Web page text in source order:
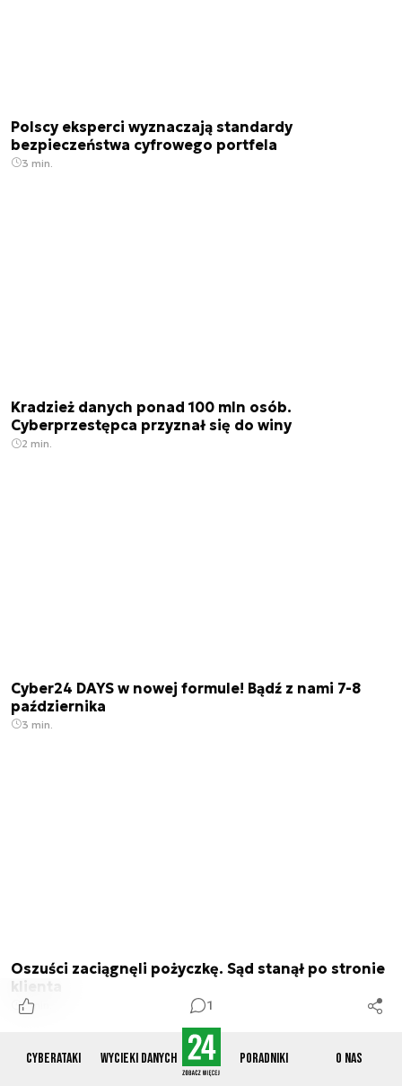
Cyberataki Wycieki danych Poradniki O nas
1
Polscy eksperci wyznaczają standardy
bezpieczeństwa cyfrowego portfela
3 min.
Kradzież danych ponad 100 mln osób.
Cyberprzestępca przyznał się do winy
2 min.
Cyber24 DAYS w nowej formule! Bądź z nami 7-8
października
3 min.
Oszuści zaciągnęli pożyczkę. Sąd stanął po stronie
klienta
2 min.
Czytaj także